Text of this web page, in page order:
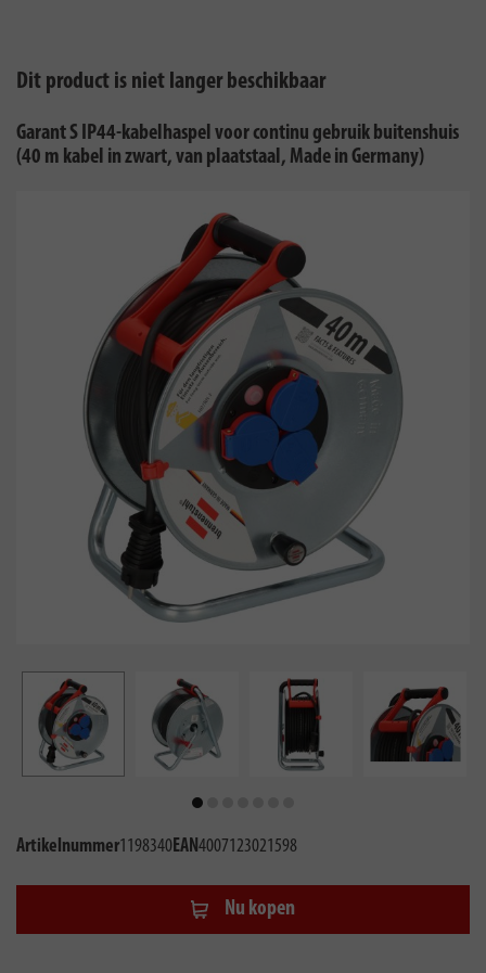
Dit product is niet langer beschikbaar
Garant S IP44-kabelhaspel voor continu gebruik buitenshuis
(40 m kabel in zwart, van plaatstaal, Made in Germany)
Artikelnummer1198340EAN4007123021598
Nu kopen